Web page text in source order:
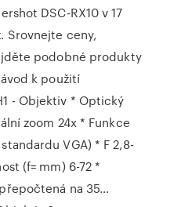
DSC-RX10 v 17
Srovnejte ceny,
podobné produkty
k použití
- Objektiv * Optický
zoom 24x * Funkce
VGA) * F 2,8-
(f= mm) 6-72 *
na 35…